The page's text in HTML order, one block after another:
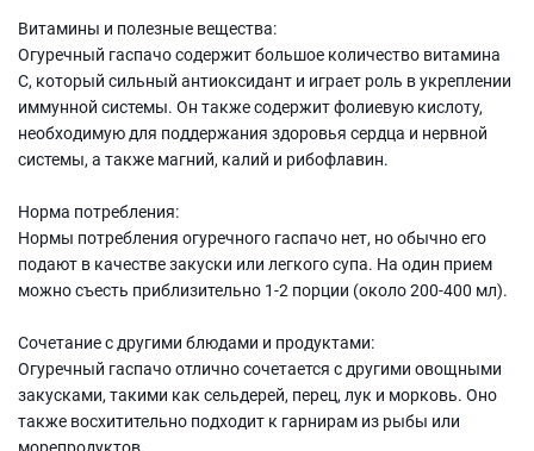
Витамины и полезные вещества:
Огуречный гаспачо содержит большое количество витамина
C, который сильный антиоксидант и играет роль в укреплении
иммунной системы. Он также содержит фолиевую кислоту,
необходимую для поддержания здоровья сердца и нервной
системы, а также магний, калий и рибофлавин.
Норма потребления:
Нормы потребления огуречного гаспачо нет, но обычно его
подают в качестве закуски или легкого супа. На один прием
можно съесть приблизительно 1-2 порции (около 200-400 мл).
Сочетание с другими блюдами и продуктами:
Огуречный гаспачо отлично сочетается с другими овощными
закусками, такими как сельдерей, перец, лук и морковь. Оно
также восхитительно подходит к гарнирам из рыбы или